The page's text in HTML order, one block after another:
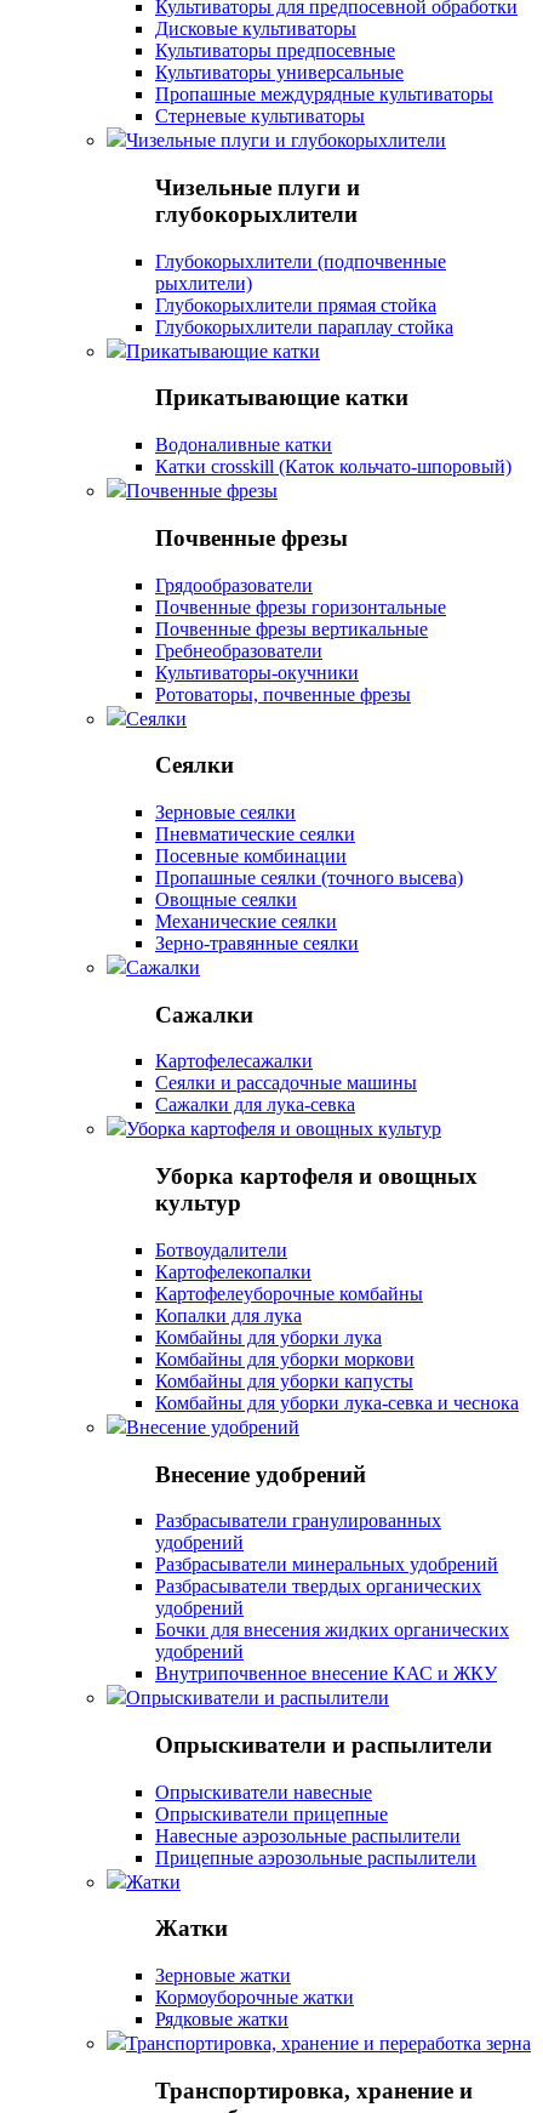
Культиваторы для предпосевной обработки
Дисковые культиваторы
Культиваторы предпосевные
Культиваторы универсальные
Пропашные междурядные культиваторы
Стерневые культиваторы
Чизельные плуги и глубокорыхлители
Чизельные плуги и
глубокорыхлители
Глубокорыхлители (подпочвенные
рыхлители)
Глубокорыхлители прямая стойка
Глубокорыхлители параплау стойка
Прикатывающие катки
Прикатывающие катки
Водоналивные катки
Катки crosskill (Каток кольчато-шпоровый)
Почвенные фрезы
Почвенные фрезы
Грядообразователи
Почвенные фрезы горизонтальные
Почвенные фрезы вертикальные
Гребнеобразователи
Культиваторы-окучники
Ротоваторы, почвенные фрезы
Сеялки
Сеялки
Зерновые сеялки
Пневматические сеялки
Посевные комбинации
Пропашные сеялки (точного высева)
Овощные сеялки
Механические сеялки
Зерно-травянные сеялки
Сажалки
Сажалки
Картофелесажалки
Сеялки и рассадочные машины
Сажалки для лука-севка
Уборка картофеля и овощных культур
Уборка картофеля и овощных
культур
Ботвоудалители
Картофелекопалки
Картофелеуборочные комбайны
Копалки для лука
Комбайны для уборки лука
Комбайны для уборки моркови
Комбайны для уборки капусты
Комбайны для уборки лука-севка и чеснока
Внесение удобрений
Внесение удобрений
Разбрасыватели гранулированных
удобрений
Разбрасыватели минеральных удобрений
Разбрасыватели твердых органических
удобрений
Бочки для внесения жидких органических
удобрений
Внутрипочвенное внесение КАС и ЖКУ
Опрыскиватели и распылители
Опрыскиватели и распылители
Опрыскиватели навесные
Опрыскиватели прицепные
Навесные аэрозольные распылители
Прицепные аэрозольные распылители
Жатки
Жатки
Зерновые жатки
Кормоуборочные жатки
Рядковые жатки
Транспортировка, хранение и переработка зерна
Транспортировка, хранение и